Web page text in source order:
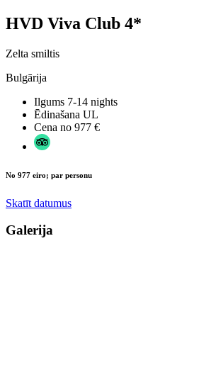
HVD Viva Club 4*
Zelta smiltis
Bulgārija
Ilgums 7-14 nights
Ēdinašana UL
Cena no 977 €
No 977 eiro; par personu
Skatīt datumus
Galerija